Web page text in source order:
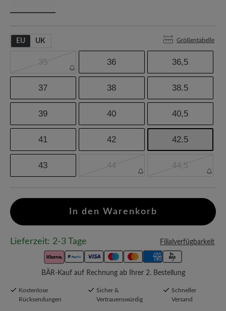
EU UK Größentabelle
35 36 36,5
37 38 38.5
39 40 40,5
41 42 42.5
43 44 44,5
In den Warenkorb
Lieferzeit: 2-3 Tage Filialverfügbarkeit
BÄR-Kauf auf Rechnung ab Ihrer 2. Bestellung
Kostenlose
Rücksendungen
Sicher &
Vertrauenswürdig
Schneller
Versand